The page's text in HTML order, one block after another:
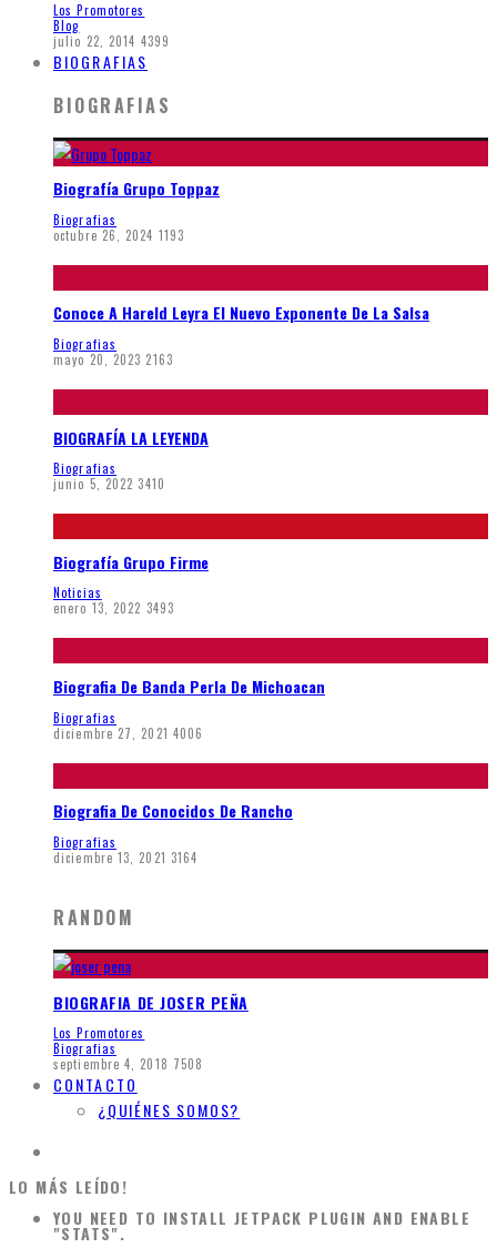
Los Promotores
Blog
julio 22, 2014 4399
BIOGRAFIAS
BIOGRAFIAS
Biografía Grupo Toppaz
Biografias
octubre 26, 2024 1193
Conoce A Hareld Leyra El Nuevo Exponente De La Salsa
Biografias
mayo 20, 2023 2163
BIOGRAFÍA LA LEYENDA
Biografias
junio 5, 2022 3410
Biografía Grupo Firme
Noticias
enero 13, 2022 3493
Biografia De Banda Perla De Michoacan
Biografias
diciembre 27, 2021 4006
Biografia De Conocidos De Rancho
Biografias
diciembre 13, 2021 3164
RANDOM
BIOGRAFIA DE JOSER PEÑA
Los Promotores
Biografias
septiembre 4, 2018 7508
CONTACTO
¿QUIÉNES SOMOS?
LO MÁS LEÍDO!
YOU NEED TO INSTALL JETPACK PLUGIN AND ENABLE
"STATS".